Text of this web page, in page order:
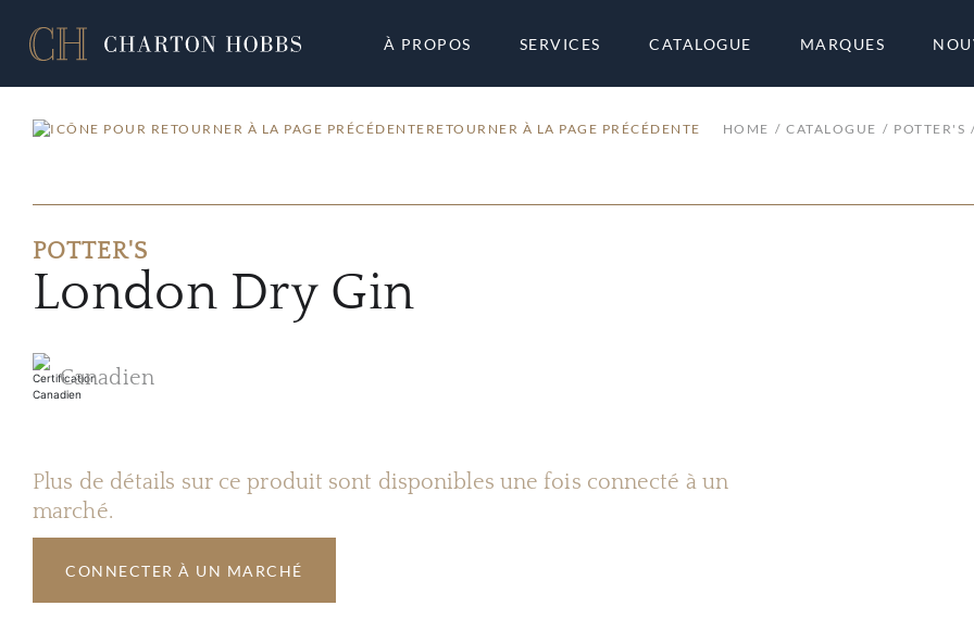
À PROPOS SERVICES CATALOGUE MARQUES
RETOURNER À LA PAGE PRÉCÉDENTE HOME CATALOGUE POTTER'S
POTTER'S
London Dry Gin
Canadien
Plus de détails sur ce produit sont disponibles une fois connecté à un
marché.
CONNECTER À UN MARCHÉ